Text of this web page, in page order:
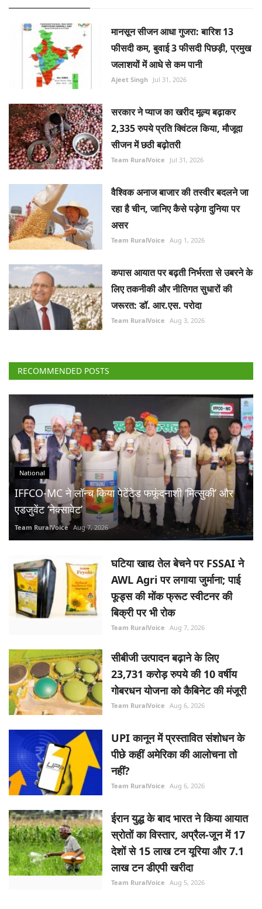
Language
English Hindi
मानसून सीजन आधा गुजरा: बारिश 13
फीसदी कम, बुवाई 3 फीसदी पिछड़ी, प्रमुख
जलाशयों में आधे से कम पानी
Ajeet Singh Jul 31, 2026
सरकार ने प्याज का खरीद मूल्य बढ़ाकर
2,335 रुपये प्रति क्विंटल किया, मौजूदा
सीजन में छठी बढ़ोतरी
Team RuralVoice Jul 31, 2026
वैश्विक अनाज बाजार की तस्वीर बदलने जा
रहा है चीन, जानिए कैसे पड़ेगा दुनिया पर
असर
Team RuralVoice Aug 1, 2026
कपास आयात पर बढ़ती निर्भरता से उबरने के
लिए तकनीकी और नीतिगत सुधारों की
जरूरत: डॉ. आर.एस. परोदा
Team RuralVoice Aug 3, 2026
RECOMMENDED POSTS
National
IFFCO-MC ने लॉन्च किया पेटेंटेड फफूंदनाशी ‘मित्सुकी’ और
एडजुवेंट ‘नेक्सावेट’
Team RuralVoice Aug 7, 2026
घटिया खाद्य तेल बेचने पर FSSAI ने
AWL Agri पर लगाया जुर्माना; पाई
फूड्स की मोंक फ्रूट स्वीटनर की
बिक्री पर भी रोक
Team RuralVoice Aug 7, 2026
सीबीजी उत्पादन बढ़ाने के लिए
23,731 करोड़ रुपये की 10 वर्षीय
गोबरधन योजना को कैबिनेट की मंजूरी
Team RuralVoice Aug 6, 2026
UPI कानून में प्रस्तावित संशोधन के
पीछे कहीं अमेरिका की आलोचना तो
नहीं?
Team RuralVoice Aug 6, 2026
ईरान युद्ध के बाद भारत ने किया आयात
स्रोतों का विस्तार, अप्रैल-जून में 17
देशों से 15 लाख टन यूरिया और 7.1
लाख टन डीएपी खरीदा
Team RuralVoice Aug 5, 2026